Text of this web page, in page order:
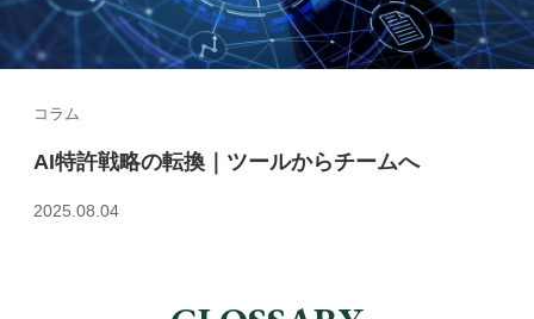
コラム
AI特許戦略の転換｜ツールからチームへ
2025.08.04